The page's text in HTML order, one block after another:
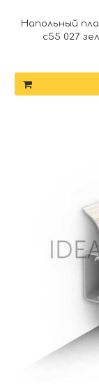
Напольный
c55 027